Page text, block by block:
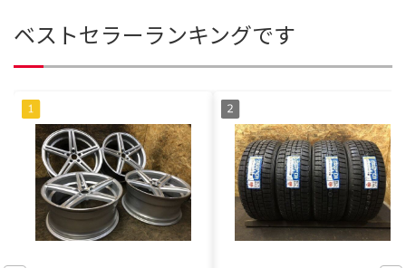
ベストセラーランキングです